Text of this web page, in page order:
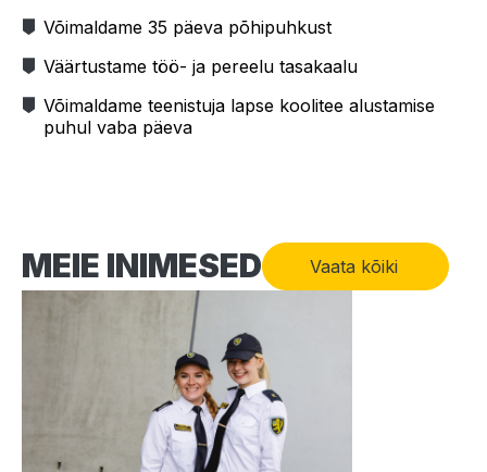
Võimaldame 35 päeva põhipuhkust
Väärtustame töö- ja pereelu tasakaalu
Võimaldame teenistuja lapse koolitee alustamise
puhul vaba päeva
MEIE INIMESED Vaata kõiki